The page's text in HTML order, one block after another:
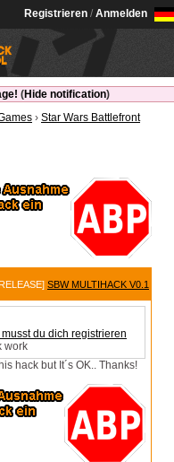
Registrieren / Anmelden
(Hide notification)
› Star Wars Battlefront
SBW MULTIHACK V0.1
du dich registrieren
work
hack but It´s OK.. Thanks!